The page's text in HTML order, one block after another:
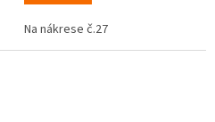
Na nákrese č.27